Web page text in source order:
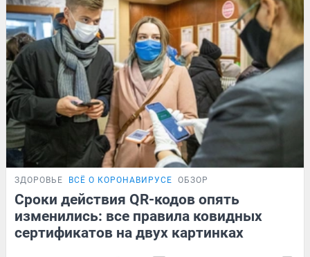
ЗДОРОВЬЕ ВСЁ О КОРОНАВИРУСЕ ОБЗОР
Сроки действия QR-кодов опять
изменились: все правила ковидных
сертификатов на двух картинках